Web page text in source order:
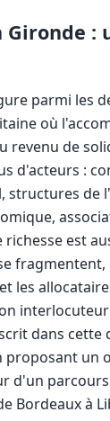
Gironde :
parmi les
où
revenu de
d'acteurs :
structures de
richesse est
les
dans cette
un
d'un
Bordeaux à